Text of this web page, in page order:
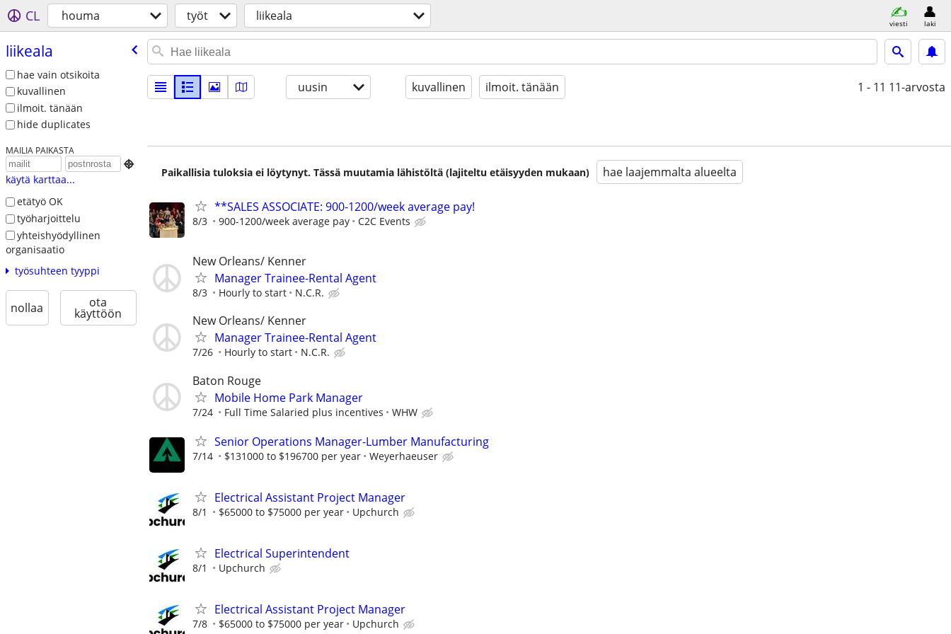
CL houma työt liikeala viesti laki
liikeala
hae vain otsikoita
kuvallinen
ilmoit. tänään
hide duplicates
MAILIA PAIKASTA

käytä karttaa...
etätyö OK
työharjoittelu
yhteishyödyllinen
organisaatio
työsuhteen tyyppi
nollaa ota
käyttöön
uusin kuvallinen ilmoit. tänään 1 - 11 11-arvosta
Paikallisia tuloksia ei löytynyt. Tässä muutamia lähistöltä (lajiteltu etäisyyden mukaan) hae laajemmalta alueelta
**SALES ASSOCIATE: 900-1200/week average pay!
8/3 900-1200/week average pay C2C Events
New Orleans/ Kenner
Manager Trainee-Rental Agent
8/3 Hourly to start N.C.R.
New Orleans/ Kenner
Manager Trainee-Rental Agent
7/26 Hourly to start N.C.R.
Baton Rouge
Mobile Home Park Manager
7/24 Full Time Salaried plus incentives WHW
Senior Operations Manager-Lumber Manufacturing
7/14 $131000 to $196700 per year Weyerhaeuser
Electrical Assistant Project Manager
8/1 $65000 to $75000 per year Upchurch
Electrical Superintendent
8/1 Upchurch
Electrical Assistant Project Manager
7/8 $65000 to $75000 per year Upchurch